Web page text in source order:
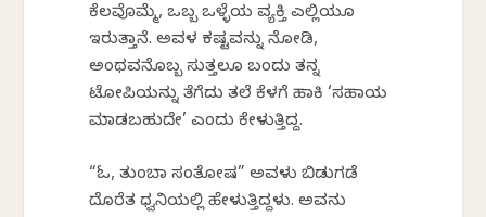
ಕೆಲವೊಮ್ಮೆ, ಒಬ್ಬ ಒಳ್ಳೆಯ ವ್ಯಕ್ತಿ ಎಲ್ಲಿಯೂ
ಇರುತ್ತಾನೆ. ಅವಳ ಕಷ್ಟವನ್ನು ನೋಡಿ,
ಅಂಥವನೊಬ್ಬ ಸುತ್ತಲೂ ಬಂದು ತನ್ನ
ಟೋಪಿಯನ್ನು ತೆಗೆದು ತಲೆ ಕೆಳಗೆ ಹಾಕಿ ‘ಸಹಾಯ
ಮಾಡಬಹುದೇ’ ಎಂದು ಕೇಳುತ್ತಿದ್ದ.
“ಓ, ತುಂಬಾ ಸಂತೋಷ” ಅವಳು ಬಿಡುಗಡೆ
ದೊರೆತ ಧ್ವನಿಯಲ್ಲಿ ಹೇಳುತ್ತಿದ್ದಳು. ಅವನು